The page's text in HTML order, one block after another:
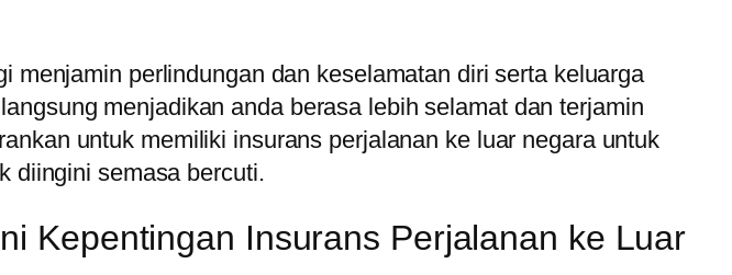
menjamin perlindungan dan keselamatan diri serta keluarga
menjadikan anda berasa lebih selamat dan terjamin
untuk memiliki insurans perjalanan ke luar negara untuk
diingini semasa bercuti.
Kepentingan Insurans Perjalanan ke Luar